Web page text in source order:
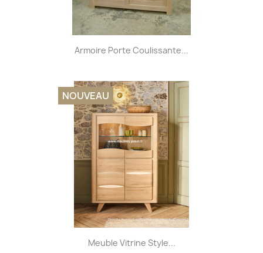
Armoire Porte Coulissante...
Meuble Vitrine Style...
NOUVEAU